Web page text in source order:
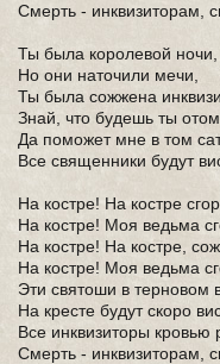
Смерть - инквизиторам,
Ты была королевой ночи,
Но они наточили мечи,
Ты была сожжена
Знай, что будешь ты
Да поможет мне в том
Все священники будут
На костре! На костре
На костре! Моя ведьма
На костре! На костре,
На костре! Моя ведьма
Эти святоши в терновом
На кресте будут скоро
Все инквизиторы кровью
Смерть - инквизиторам,